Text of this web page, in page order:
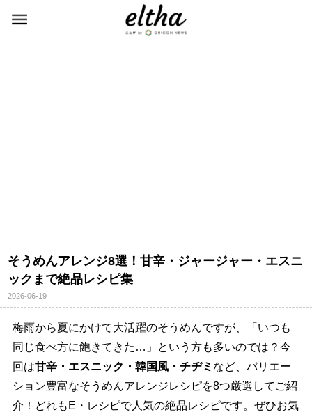
そうめんアレンジ8選！甘辛・ジャージャー・エスニ
ックまで絶品レシピ集
2026-06-19
梅雨から夏にかけて大活躍のそうめんですが、「いつも
同じ食べ方に飽きてきた…」という方も多いのでは？今
回は甘辛・エスニック・韓国風・チヂミ など、バリエー
ション豊富なそうめんアレンジレシピを8つ厳選してご紹
介！どれもE・レシピで人気の絶品レシピです。ぜひお気